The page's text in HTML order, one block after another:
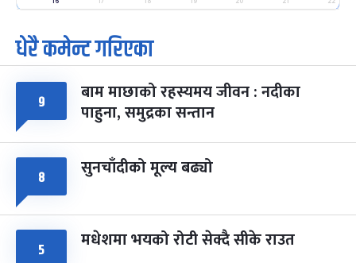
७
आइत
पूर्णिमा व्रत
चैत्र ७, २०८३-Mar 21, 2027
८ फागुपूर्णिमा
चैत्र ८, २०८३-Mar 22, 2027
७ महिना बाँकी
धेरै कमेन्ट गरिएका
९ बाम माछाको रहस्यमय जीवन : नदीका
पाहुना, समुद्रका सन्तान
८ सुनचाँदीको मूल्य बढ्यो
५ मधेशमा भयको रोटी सेक्दै सीके राउत